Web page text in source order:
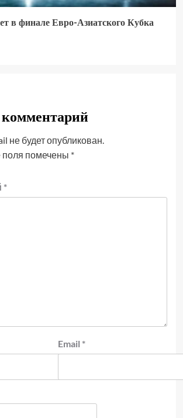
в финале Евро-Азиатского Кубка
не будет опубликован.
помечены *
*
Email *